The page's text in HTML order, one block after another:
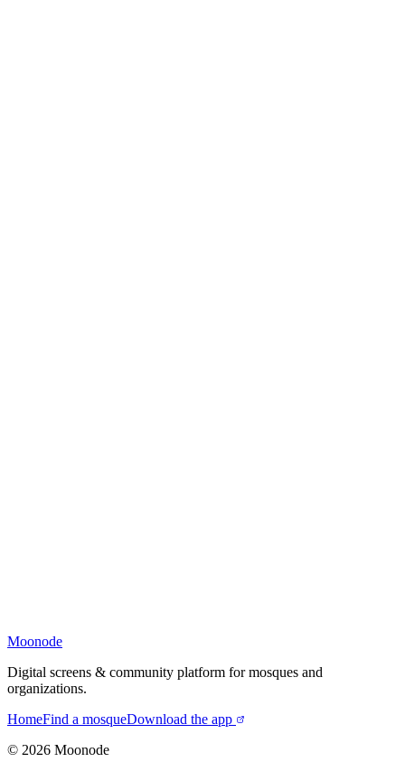
Moonode
Digital screens & community platform for mosques and
organizations.
HomeFind a mosqueDownload the app
© 2026 Moonode